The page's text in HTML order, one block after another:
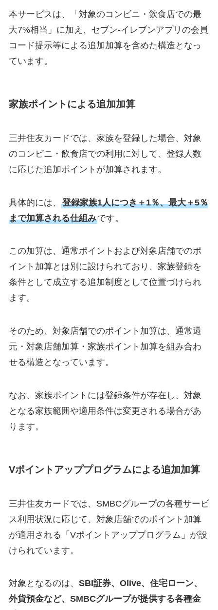
本サービスは、「対象のコンビニ・飲食店での最
大7%相当」に加え、セブン-イレブンアプリの会員
コード提示等による追加加算を含めた構造となっ
ています。
家族ポイントによる追加加算
三井住友カードでは、家族を登録した場合、対象
のコンビニ・飲食店での利用に対して、登録人数
に応じた追加ポイントが加算されます。
具体的には、 登録家族1人につき＋1％、最大＋5％
まで加算される仕組みです。
この加算は、通常ポイントおよび対象店舗でのポ
イント加算とは別に設けられており、家族登録を
条件として成立する追加制度として位置づけられ
ます。
そのため、対象店舗でのポイント加算は、通常還
元・対象店舗加算・家族ポイント加算を組み合わ
せる構造となっています。
なお、家族ポイントには登録条件が存在し、対象
となる家族範囲や適用条件は変更される場合があ
ります。
Vポイントアッププログラムによる追加加算
三井住友カードでは、SMBCグループの各種サービ
ス利用状況に応じて、対象店舗でのポイント加算
が適用される「Vポイントアッププログラム」が設
けられています。
対象となるのは、 SBI証券、Olive、住宅ローン、
外貨預金など、SMBCグループが提供する各種金